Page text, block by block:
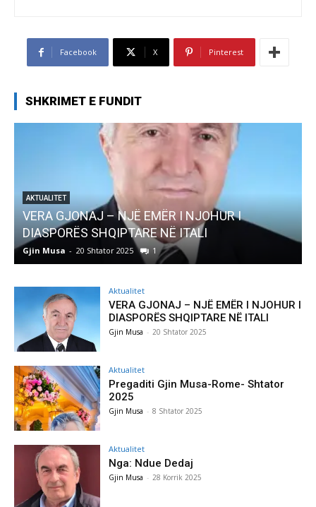
Facebook X Pinterest
SHKRIMET E FUNDIT
NJOHUR I
AKTUALITET
Pregaditi Gjin Musa-Rome-
Gjin Musa - 8 Shtator 2025
Aktualitet
VERA GJONAJ – NJË EMËR I NJOHUR I
DIASPORËS SHQIPTARE NË ITALI
Gjin Musa - 20 Shtator 2025
Aktualitet
Pregaditi Gjin Musa-Rome- Shtator
2025
Gjin Musa - 8 Shtator 2025
Aktualitet
Nga: Ndue Dedaj
Gjin Musa - 28 Korrik 2025